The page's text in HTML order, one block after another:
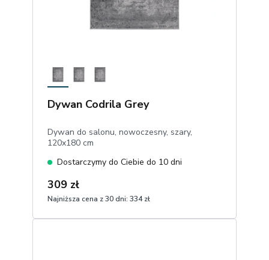
Dywan Codrila Grey
Dywan do salonu, nowoczesny, szary,
120x180 cm
Dostarczymy do Ciebie do 10 dni
309 zł
Najniższa cena z 30 dni: 334 zł
1